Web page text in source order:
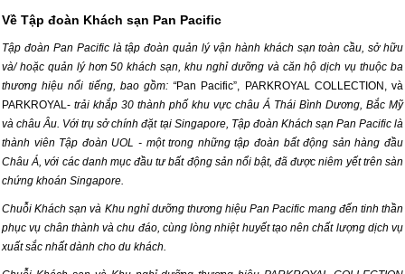
Về Tập đoàn Khách sạn Pan Pacific
Tập đoàn Pan Pacific là tập đoàn quản lý vận hành khách sạn toàn cầu, sở hữu
và/ hoặc quản lý hơn 50 khách sạn, khu nghỉ dưỡng và căn hộ dịch vụ thuộc ba
thương hiệu nổi tiếng, bao gồm: “Pan Pacific”, PARKROYAL COLLECTION, và
PARKROYAL- trải khắp 30 thành phố khu vực châu Á Thái Bình Dương, Bắc Mỹ
và châu Âu. Với trụ sở chính đặt tại Singapore, Tập đoàn Khách sạn Pan Pacific là
thành viên Tập đoàn UOL - một trong những tập đoàn bất động sản hàng đầu
Châu Á, với các danh mục đầu tư bất động sản nổi bật, đã được niêm yết trên sàn
chứng khoán Singapore.
Chuỗi Khách sạn và Khu nghỉ dưỡng thương hiệu Pan Pacific mang đến tinh thần
phục vụ chân thành và chu đáo, cùng lòng nhiệt huyết tạo nên chất lượng dịch vụ
xuất sắc nhất dành cho du khách.